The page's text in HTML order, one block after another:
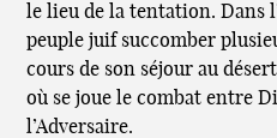
le lieu de la tentation. Dans
peuple juif succomber
cours de son séjour au
où se joue le combat entre
l’Adversaire.